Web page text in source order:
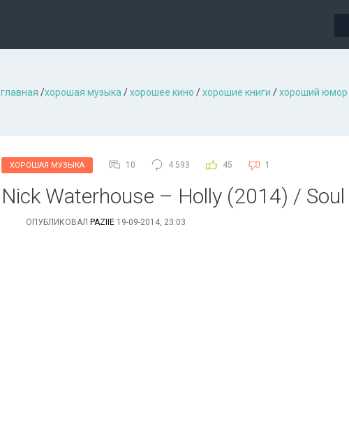
главная /хорошая музыкa /хорошее кино /хорошие книги /хороший юмор
ХОРОШАЯ МУЗЫКА 10 4 593 45 1
Nick Waterhouse – Holly (2014) / Soul
ОПУБЛИКОВАЛ PAZIIE 19-09-2014, 23:03